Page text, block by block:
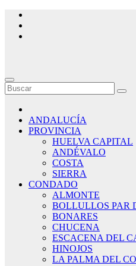
Saltar
contenido
ANDALUCÍA
PROVINCIA
HUELVA CAPITAL
ANDÉVALO
COSTA
SIERRA
CONDADO
ALMONTE
BOLLULLOS PAR
BONARES
CHUCENA
ESCACENA DEL
HINOJOS
LA PALMA DEL